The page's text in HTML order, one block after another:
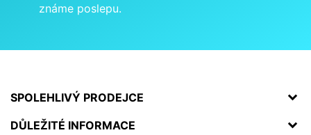
známe poslepu.
SPOLEHLIVÝ PRODEJCE
DŮLEŽITÉ INFORMACE